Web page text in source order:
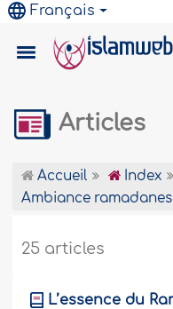
Français
Articles
Accueil Index
Ambiance
25 articles
L’essence du